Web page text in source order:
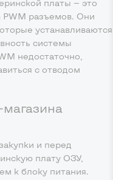
платы — это
PWM разъемов. Они
устанавливаются
системы
недостаточно,
с отводом
и перед
плату ОЗУ,
к блоку питания.